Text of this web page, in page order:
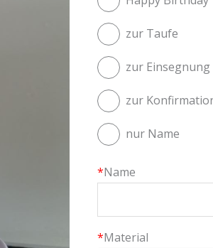
zur Taufe
zur Einsegnung
zur
nur Name
*Name
*Material